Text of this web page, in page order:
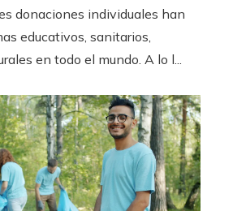
donaciones individuales han
educativos, sanitarios,
en todo el mundo. A lo l...